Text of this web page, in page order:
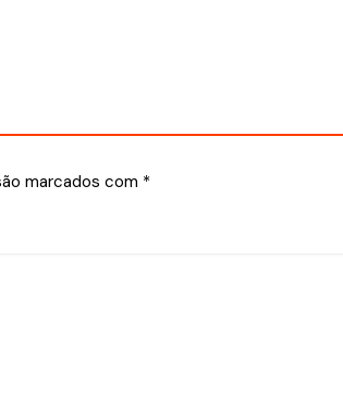
marcados com *